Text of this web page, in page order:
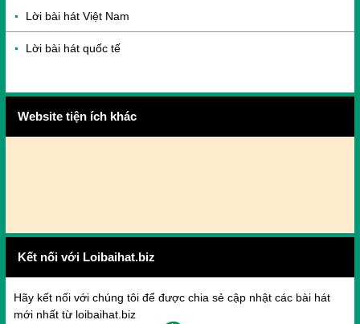
Lời bài hát Việt Nam
Lời bài hát quốc tế
Website tiện ích khác
Kết nối với Loibaihat.biz
Hãy kết nối với chúng tôi để được chia sẻ cập nhật các bài hát
mới nhất từ loibaihat.biz